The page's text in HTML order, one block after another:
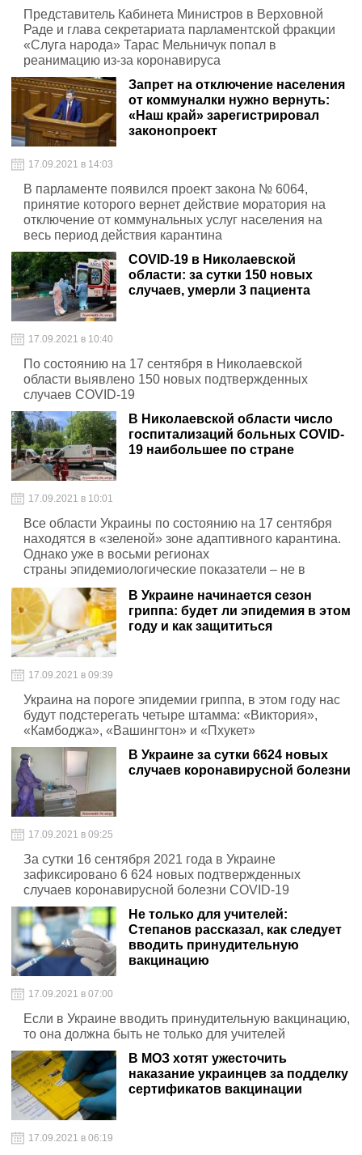
Представитель Кабинета Министров в Верховной
Раде и глава секретариата парламентской фракции
«Слуга народа» Тарас Мельничук попал в
реанимацию из-за коронавируса
Запрет на отключение населения
от коммуналки нужно вернуть:
«Наш край» зарегистрировал
законопроект
17.09.2021 в 14:03
В парламенте появился проект закона № 6064,
принятие которого вернет действие моратория на
отключение от коммунальных услуг населения на
весь период действия карантина
COVID-19 в Николаевской
области: за сутки 150 новых
случаев, умерли 3 пациента
17.09.2021 в 10:40
По состоянию на 17 сентября в Николаевской
области выявлено 150 новых подтвержденных
случаев COVID-19
В Николаевской области число
госпитализаций больных COVID-
19 наибольшее по стране
17.09.2021 в 10:01
Все области Украины по состоянию на 17 сентября
находятся в «зеленой» зоне адаптивного карантина.
Однако уже в восьми регионах
страны эпидемиологические показатели – не в
пределах нормы
В Украине начинается сезон
гриппа: будет ли эпидемия в этом
году и как защититься
17.09.2021 в 09:39
Украина на пороге эпидемии гриппа, в этом году нас
будут подстерегать четыре штамма: «Виктория»,
«Камбоджа», «Вашингтон» и «Пхукет»
В Украине за сутки 6624 новых
случаев коронавирусной болезни
17.09.2021 в 09:25
За сутки 16 сентября 2021 года в Украине
зафиксировано 6 624 новых подтвержденных
случаев коронавирусной болезни COVID-19
Не только для учителей:
Степанов рассказал, как следует
вводить принудительную
вакцинацию
17.09.2021 в 07:00
Если в Украине вводить принудительную вакцинацию,
то она должна быть не только для учителей
В МОЗ хотят ужесточить
наказание украинцев за подделку
сертификатов вакцинации
17.09.2021 в 06:19